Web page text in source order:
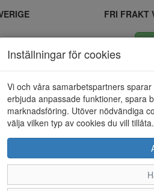
FRI FRAKT
Inställningar för cookies
Vi och våra samarbetspartners
erbjuda anpassade funktioner, spara
marknadsföring. Utöver nödvändiga
välja vilken typ av cookies du vill tillåta.
Allmänt
Om oss
Öppettider